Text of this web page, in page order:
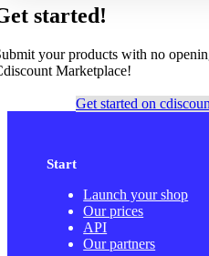
started!
your products with no
Marketplace!
Get started on
Start
Launch your shop
Our prices
API
Our partners